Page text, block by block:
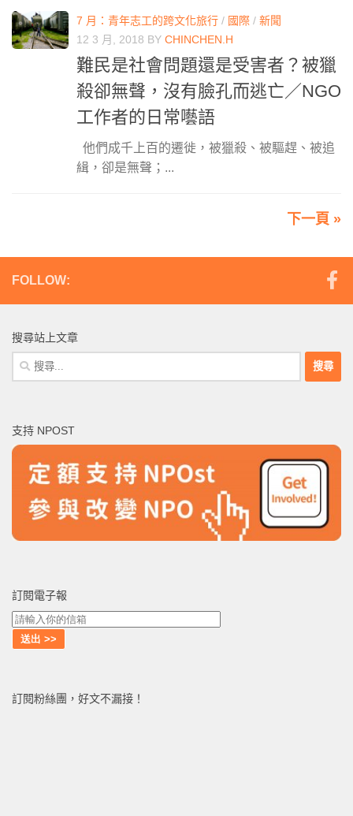
7 月：青年志工的跨文化旅行 / 國際 / 新聞
12 3 月, 2018 BY CHINCHEN.H
難民是社會問題還是受害者？被獵
殺卻無聲，沒有臉孔而逃亡／NGO
工作者的日常囈語
他們成千上百的遷徙，被獵殺、被驅趕、被追
緝，卻是無聲；...
下一頁 »
FOLLOW:
搜尋站上文章
搜
尋
字:
支持 NPOST
訂閱電子報
訂閱粉絲團，好文不漏接！